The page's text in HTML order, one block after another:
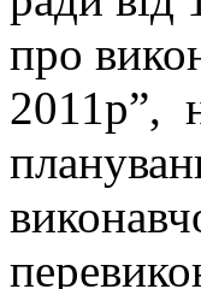
про
2011р”,